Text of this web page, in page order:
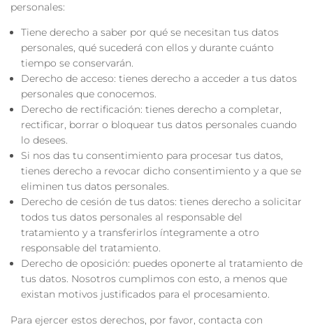
personales:
Tiene derecho a saber por qué se necesitan tus datos
personales, qué sucederá con ellos y durante cuánto
tiempo se conservarán.
Derecho de acceso: tienes derecho a acceder a tus datos
personales que conocemos.
Derecho de rectificación: tienes derecho a completar,
rectificar, borrar o bloquear tus datos personales cuando
lo desees.
Si nos das tu consentimiento para procesar tus datos,
tienes derecho a revocar dicho consentimiento y a que se
eliminen tus datos personales.
Derecho de cesión de tus datos: tienes derecho a solicitar
todos tus datos personales al responsable del
tratamiento y a transferirlos íntegramente a otro
responsable del tratamiento.
Derecho de oposición: puedes oponerte al tratamiento de
tus datos. Nosotros cumplimos con esto, a menos que
existan motivos justificados para el procesamiento.
Para ejercer estos derechos, por favor, contacta con